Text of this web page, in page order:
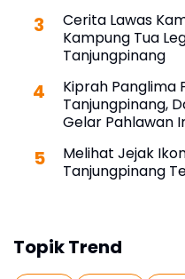
Cerita Lawas
Kampung Tua
Tanjungpinang
Kiprah Panglima
Tanjungpinang,
Gelar Pahlawan
Melihat Jejak
Tanjungpinang
Topik Trend